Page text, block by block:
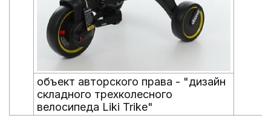
объект авторского права - "дизайн
складного трехколесного
велосипеда Liki Trike"